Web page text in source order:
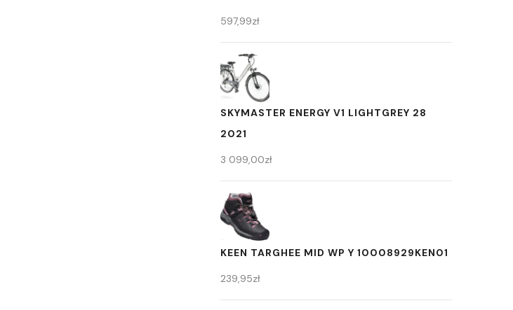
597,99zł
SKYMASTER ENERGY V1 LIGHTGREY 28
2021
3 099,00zł
KEEN TARGHEE MID WP Y 10008929KEN01
239,95zł